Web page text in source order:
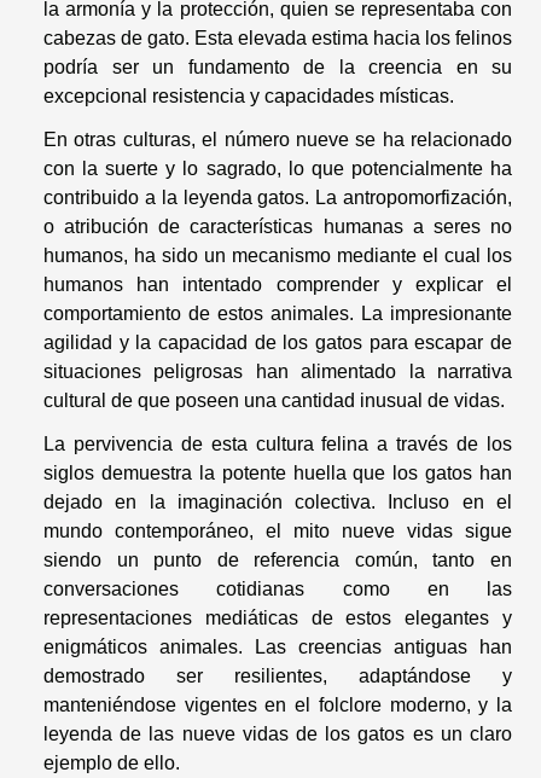
la armonía y la protección, quien se representaba con
cabezas de gato. Esta elevada estima hacia los felinos
podría ser un fundamento de la creencia en su
excepcional resistencia y capacidades místicas.
En otras culturas, el número nueve se ha relacionado
con la suerte y lo sagrado, lo que potencialmente ha
contribuido a la leyenda gatos. La antropomorfización,
o atribución de características humanas a seres no
humanos, ha sido un mecanismo mediante el cual los
humanos han intentado comprender y explicar el
comportamiento de estos animales. La impresionante
agilidad y la capacidad de los gatos para escapar de
situaciones peligrosas han alimentado la narrativa
cultural de que poseen una cantidad inusual de vidas.
La pervivencia de esta cultura felina a través de los
siglos demuestra la potente huella que los gatos han
dejado en la imaginación colectiva. Incluso en el
mundo contemporáneo, el mito nueve vidas sigue
siendo un punto de referencia común, tanto en
conversaciones cotidianas como en las
representaciones mediáticas de estos elegantes y
enigmáticos animales. Las creencias antiguas han
demostrado ser resilientes, adaptándose y
manteniéndose vigentes en el folclore moderno, y la
leyenda de las nueve vidas de los gatos es un claro
ejemplo de ello.